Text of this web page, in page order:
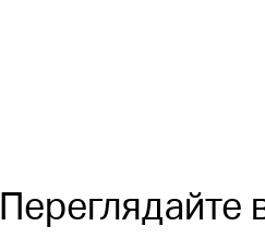
Переглядайте